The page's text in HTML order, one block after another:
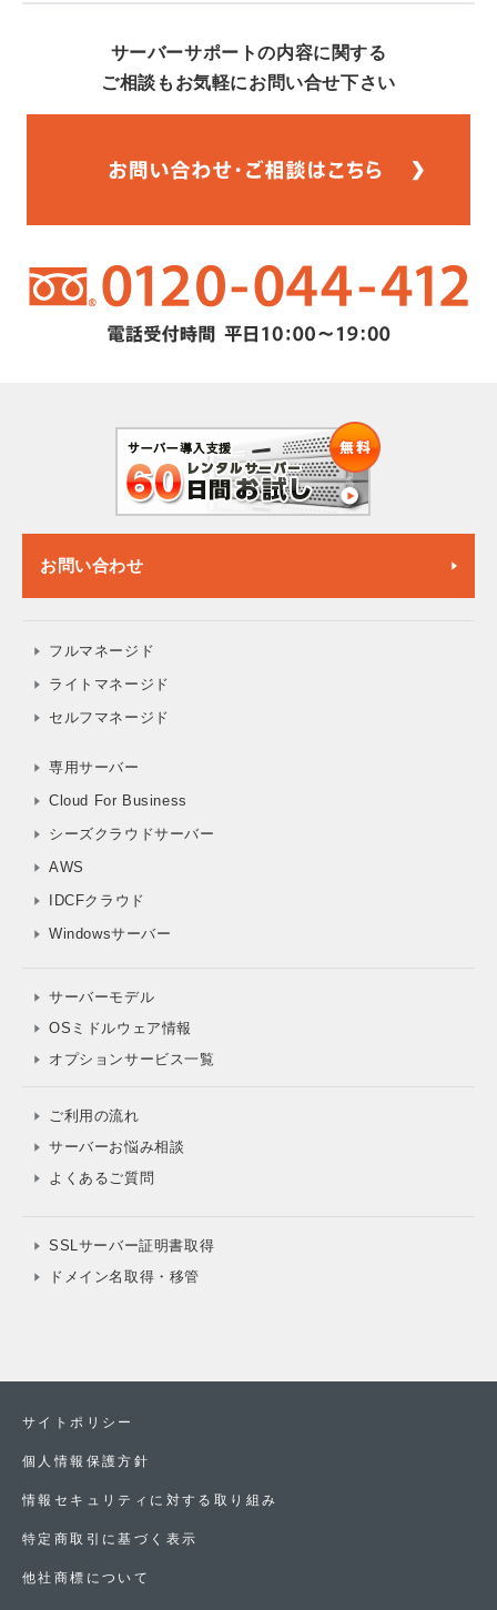
サーバーサポートの内容に関する
ご相談もお気軽にお問い合せ下さい
お問い合わせ
フルマネージド
ライトマネージド
セルフマネージド
専用サーバー
Cloud For Business
シーズクラウドサーバー
AWS
IDCFクラウド
Windowsサーバー
サーバーモデル
OSミドルウェア情報
オプションサービス一覧
ご利用の流れ
サーバーお悩み相談
よくあるご質問
SSLサーバー証明書取得
ドメイン名取得・移管
サイトポリシー
個人情報保護方針
情報セキュリティに対する取り組み
特定商取引に基づく表示
他社商標について